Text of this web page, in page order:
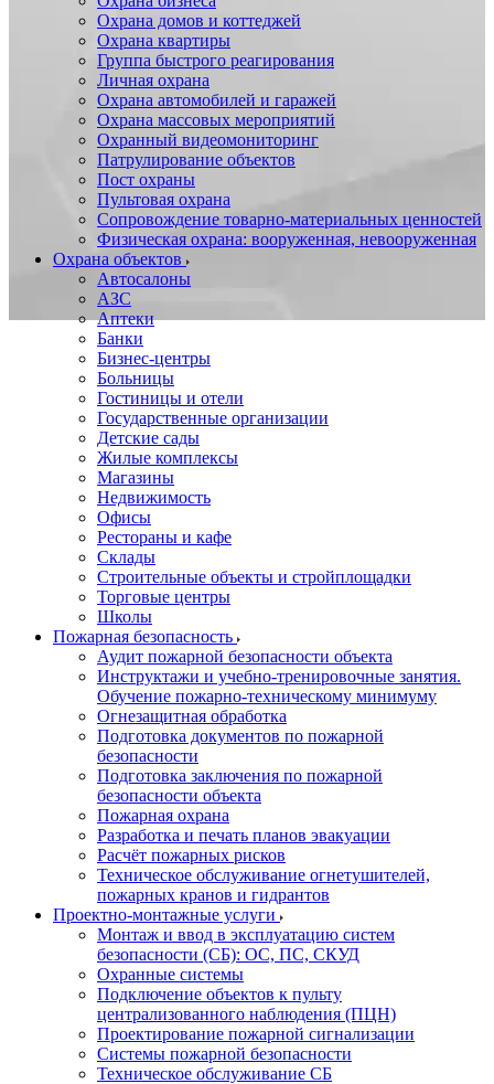
Охрана домов и коттеджей
Охрана квартиры
Группа быстрого реагирования
Личная охрана
Охрана автомобилей и гаражей
Охрана массовых мероприятий
Охранный видеомониторинг
Патрулирование объектов
Пост охраны
Пультовая охрана
Сопровождение товарно-материальных ценностей
Физическая охрана: вооруженная, невооруженная
Охрана объектов
Автосалоны
АЗС
Аптеки
Банки
Бизнес-центры
Больницы
Гостиницы и отели
Государственные организации
Детские сады
Жилые комплексы
Магазины
Недвижимость
Офисы
Рестораны и кафе
Склады
Строительные объекты и стройплощадки
Торговые центры
Школы
Пожарная безопасность
Аудит пожарной безопасности объекта
Инструктажи и учебно-тренировочные занятия.
Обучение пожарно-техническому минимуму
Огнезащитная обработка
Подготовка документов по пожарной
безопасности
Подготовка заключения по пожарной
безопасности объекта
Пожарная охрана
Разработка и печать планов эвакуации
Расчёт пожарных рисков
Техническое обслуживание огнетушителей,
пожарных кранов и гидрантов
Проектно-монтажные услуги
Монтаж и ввод в эксплуатацию систем
безопасности (СБ): ОС, ПС, СКУД
Охранные системы
Подключение объектов к пульту
централизованного наблюдения (ПЦН)
Проектирование пожарной сигнализации
Системы пожарной безопасности
Техническое обслуживание СБ